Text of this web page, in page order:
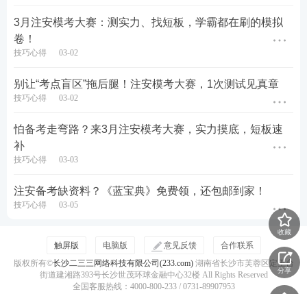
主编老师将亲临直播间，为大家详细解读《蓝宝典4.
0》的全新亮点，分享注安备考的独家秘籍。直播间还
233周边实物礼品、课程5折优惠券等，千万不要错
🎁 《蓝宝典4.0》发布会专属免单福利，错过再等一
年！点击图片，
3月注安模考大赛：测实力、找短板，学霸都在刷的模拟
卷！
技巧心得 03-02
别让“考点盲区”拖后腿！注安模考大赛，1次测试见真章
技巧心得 03-02
怕备考走弯路？来3月注安模考大赛，实力摸底，短板速
补
技巧心得 03-03
注安备考缺资料？《蓝宝典》免费领，还包邮到家！
技巧心得 03-05
收藏
分享
触屏版 电脑版 意见反馈
合作联系
版权所有©长沙二三三网络科技有限公司(233.com)湖南省长沙市芙蓉区定王台
街道建湘路393号长沙世茂环球金融中心32楼 All Rights Reserved
全国客服热线：4000-800-233 / 0731-89907953